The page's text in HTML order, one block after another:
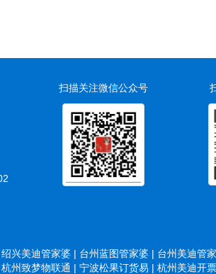
扫描关注微信公众号
绍兴美迪管家婆 | 台州蓝图管家婆 | 台州美迪管
杭州致梦物联通 | 宁波松果订货易 | 杭州美迪开